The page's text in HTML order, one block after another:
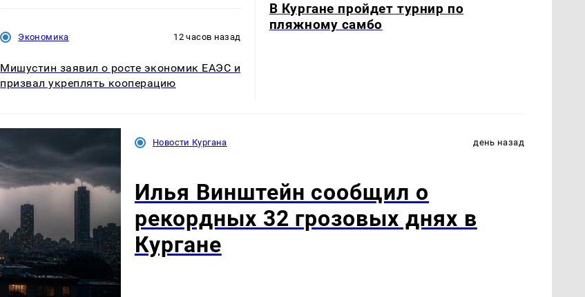
Экономика 12 часов назад
Мишустин заявил о росте экономик ЕАЭС и
призвал укреплять кооперацию
В Кургане пройдет турнир по
пляжному самбо
Новости Кургана день назад
Илья Винштейн сообщил о
рекордных 32 грозовых днях в
Кургане